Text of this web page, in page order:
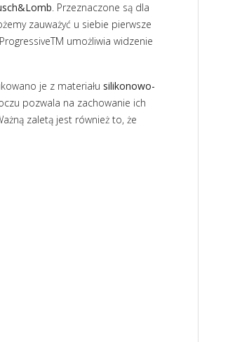
. Przeznaczone są dla
zauważyć u siebie pierwsze
umożliwia widzenie
je z materiału silikonowo-
pozwala na zachowanie ich
zaletą jest również to, że